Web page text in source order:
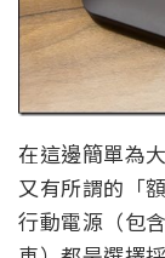
在這邊簡單為
又有所謂的「
行動電源（包